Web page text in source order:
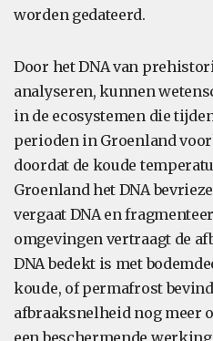
worden gedateerd.
Door het DNA van
analyseren, kunnen
in de ecosystemen die
perioden in Groenland
doordat de koude
Groenland het DNA
vergaat DNA en
omgevingen vertraagt de
DNA bedekt is met
koude, of permafrost
afbraaksnelheid nog meer
een beschermende werking